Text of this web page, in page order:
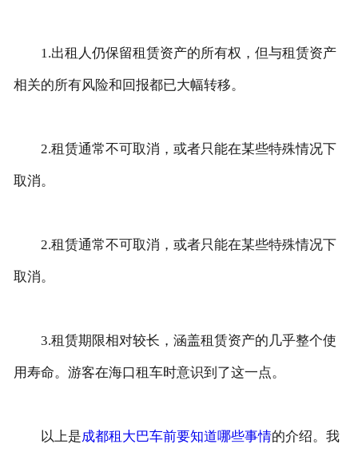
1.出租人仍保留租赁资产的所有权，但与租赁资产
相关的所有风险和回报都已大幅转移。
2.租赁通常不可取消，或者只能在某些特殊情况下
取消。
2.租赁通常不可取消，或者只能在某些特殊情况下
取消。
3.租赁期限相对较长，涵盖租赁资产的几乎整个使
用寿命。游客在海口租车时意识到了这一点。
以上是成都租大巴车前要知道哪些事情的介绍。我